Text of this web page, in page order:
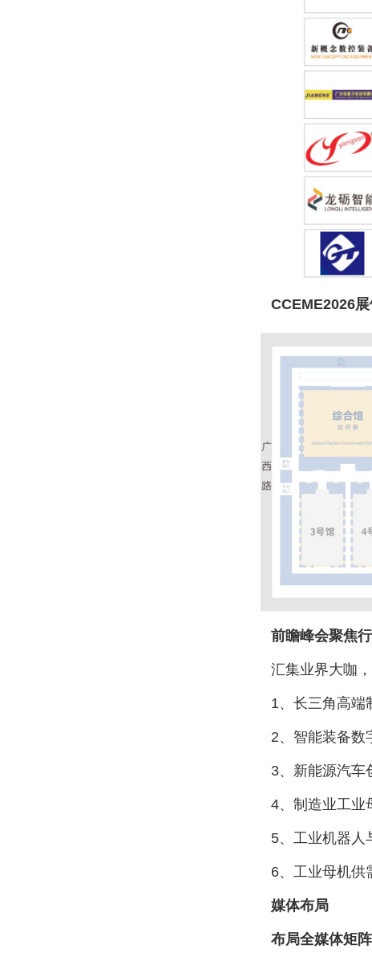
CCEME2026展
前瞻峰会聚焦行
汇集业界大咖，
1、长三角高端
2、智能装备数
3、新能源汽车
4、制造业工业
5、工业机器人
6、工业母机供
媒体布局
布局全媒体矩阵